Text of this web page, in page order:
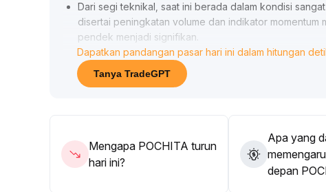
Dari segi teknikal, saat ini berada dalam kondisi
disertai peningkatan volume dan indikator
pendek menjadi signifikan
Untuk strategi trading, disarankan pelaku swing trade
level resistance (seperti puncak sebelumnya dan
memasang stop loss, dan waspada terhadap potensi
Dapatkan pandangan pasar hari ini dalam hitungan
Tanya TradeGPT
Mengapa POCHITA turun
hari ini?
Apa yang
depan